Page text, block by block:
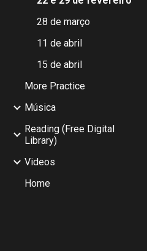
28 de março
11 de abril
15 de abril
More Practice
Música
Reading (Free Digital
Library)
Videos
Home